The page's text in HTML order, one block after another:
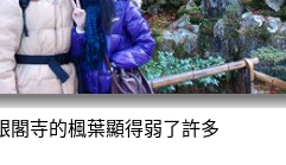
閣寺的楓葉顯得弱了許多